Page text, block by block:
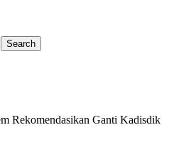
Rekomendasikan Ganti Kadisdik